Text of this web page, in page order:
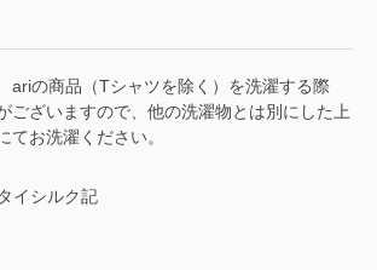
の商品（Tシャツを除く）を洗濯する際
ございますので、他の洗濯物とは別にした上
てお洗濯ください。